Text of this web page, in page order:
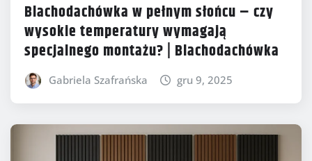
Blachodachówka w pełnym słońcu – czy
wysokie temperatury wymagają
specjalnego montażu? | Blachodachówka
Gabriela Szafrańska gru 9, 2025